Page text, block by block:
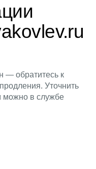
— обратитесь к
Уточнить
можно в службе